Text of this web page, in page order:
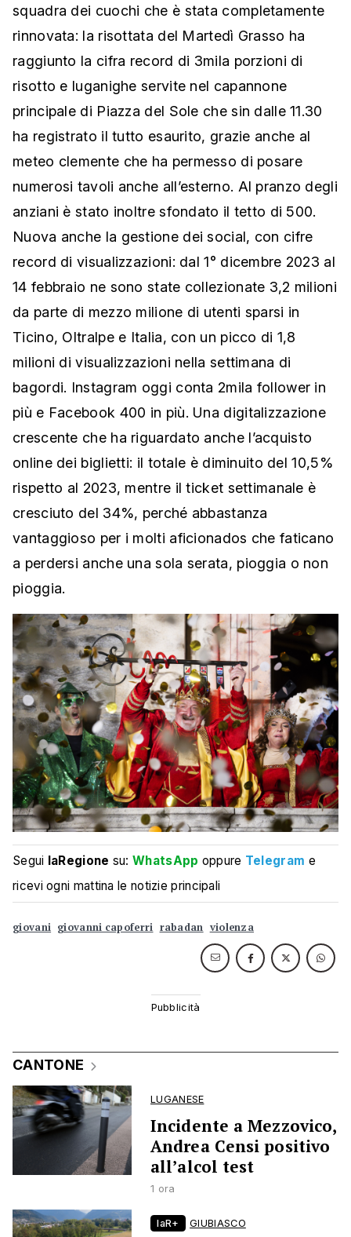
squadra dei cuochi che è stata completamente
rinnovata: la risottata del Martedì Grasso ha
raggiunto la cifra record di 3mila porzioni di
risotto e luganighe servite nel capannone
principale di Piazza del Sole che sin dalle 11.30
ha registrato il tutto esaurito, grazie anche al
meteo clemente che ha permesso di posare
numerosi tavoli anche all’esterno. Al pranzo degli
anziani è stato inoltre sfondato il tetto di 500.
Nuova anche la gestione dei social, con cifre
record di visualizzazioni: dal 1° dicembre 2023 al
14 febbraio ne sono state collezionate 3,2 milioni
da parte di mezzo milione di utenti sparsi in
Ticino, Oltralpe e Italia, con un picco di 1,8
milioni di visualizzazioni nella settimana di
bagordi. Instagram oggi conta 2mila follower in
più e Facebook 400 in più. Una digitalizzazione
crescente che ha riguardato anche l’acquisto
online dei biglietti: il totale è diminuito del 10,5%
rispetto al 2023, mentre il ticket settimanale è
cresciuto del 34%, perché abbastanza
vantaggioso per i molti aficionados che faticano
a perdersi anche una sola serata, pioggia o non
pioggia.
Segui laRegione su:WhatsApp oppure Telegram e
ricevi ogni mattina le notizie principali
giovani giovanni capoferri rabadan violenza
CANTONE
LUGANESE
Incidente a Mezzovico,
Andrea Censi positivo
all’alcol test
1 ora
laR+ GIUBIASCO